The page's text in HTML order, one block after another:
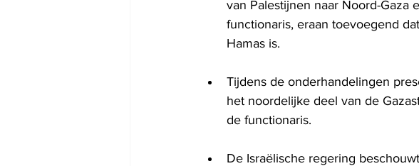
van Palestijnen naar Noord-Gaza
functionaris, eraan toevoegend
Hamas is.
Tijdens de onderhandelingen
het noordelijke deel van de
de functionaris.
De Israëlische regering